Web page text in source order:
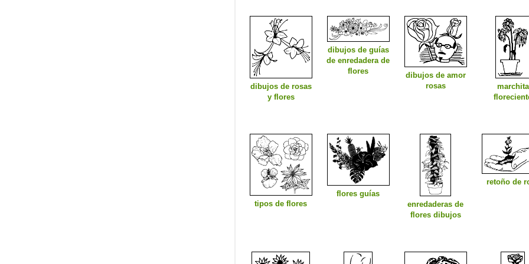
dibujos de rosas
y flores
dibujos de guías
de enredadera de
flores
dibujos de amor
rosas
marchita
tipos de flores
flores guías
enredaderas de
flores dibujos
retoño de